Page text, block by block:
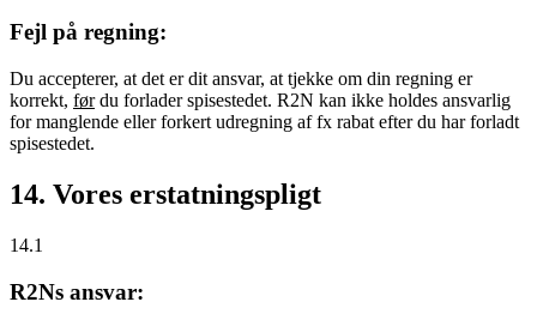
Fejl på regning:
Du accepterer, at det er dit ansvar, at tjekke om din regning er
korrekt, førdu forlader spisestedet. R2N kan ikke holdes ansvarlig
for manglende eller forkert udregning af fx rabat efter du har forladt
spisestedet.
14. Vores erstatningspligt
14.1
R2Ns ansvar: